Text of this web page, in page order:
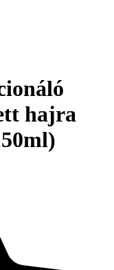
hajra